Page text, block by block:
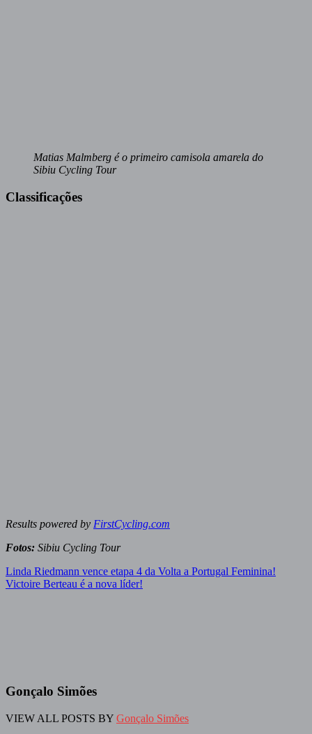
Matias Malmberg é o primeiro camisola amarela do
Sibiu Cycling Tour
Classificações
Results powered by FirstCycling.com
Fotos: Sibiu Cycling Tour
Navegação
de
Linda Riedmann vence etapa 4 da Volta a Portugal Feminina!
Victoire Berteau é a nova líder!
Gonçalo Simões
VIEW ALL POSTS BY Gonçalo Simões